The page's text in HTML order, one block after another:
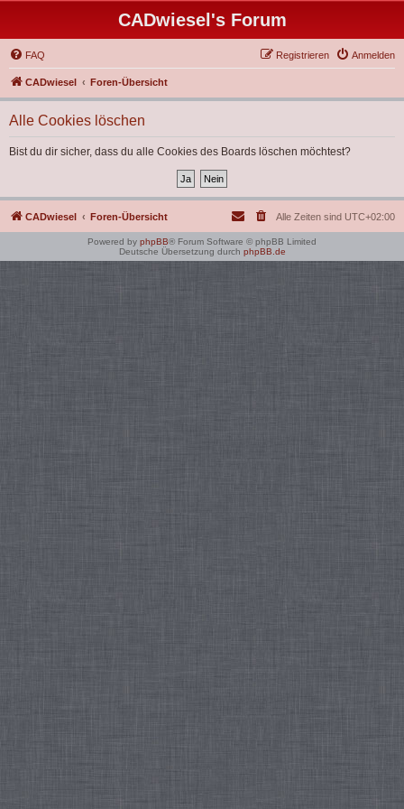
CADwiesel's Forum
FAQ Anmelden
Registrieren
CADwiesel Foren-Übersicht
Alle Cookies löschen
Bist du dir sicher, dass du alle Cookies des Boards löschen möchtest?
CADwiesel Foren-Übersicht Alle Zeiten sind UTC+02:00
Powered by phpBB® Forum Software © phpBB Limited
Deutsche Übersetzung durch phpBB.de